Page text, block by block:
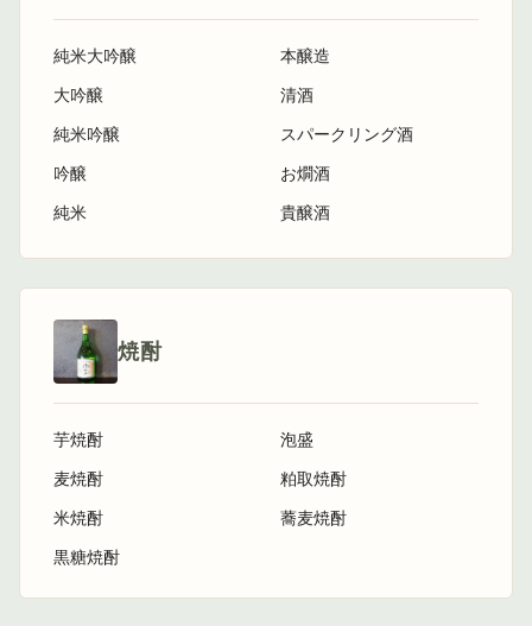
純米大吟醸
大吟醸
純米吟醸
吟醸
純米
本醸造
清酒
スパークリング酒
お燗酒
貴醸酒
焼酎
芋焼酎
麦焼酎
米焼酎
黒糖焼酎
泡盛
粕取焼酎
蕎麦焼酎